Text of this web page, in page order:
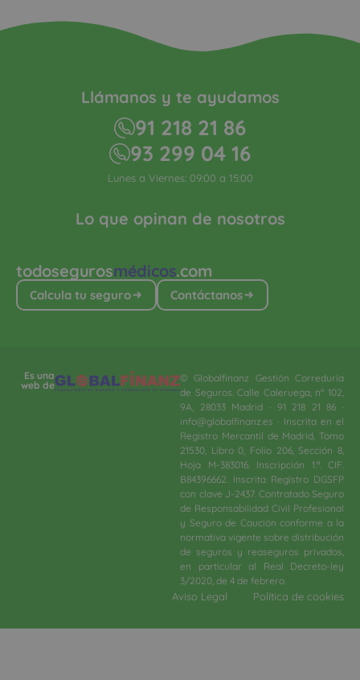
todosegurosmédicos.com
Calcula tu seguro Contáctanos
Lo que opinan de nosotros
Llámanos y te ayudamos
91 218 21 86
93 299 04 16
Lunes a Viernes: 09:00 a 15:00
Es una
web de
© Globalfinanz Gestión Correduría
de Seguros. Calle Caleruega, nº 102,
9A, 28033 Madrid · 91 218 21 86 ·
info@globalfinanz.es · Inscrita en el
Registro Mercantil de Madrid, Tomo
21530, Libro 0, Folio 206, Sección 8,
Hoja M-383016. Inscripción 1.ª. CIF.
B84396662. Inscrita Registro DGSFP
con clave J-2437. Contratado Seguro
de Responsabilidad Civil Profesional
y Seguro de Caución conforme a la
normativa vigente sobre distribución
de seguros y reaseguros privados,
en particular al Real Decreto-ley
3/2020, de 4 de febrero.​
Aviso Legal Política de cookies